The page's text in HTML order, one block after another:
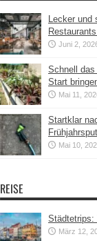
Lecker und
Juni 2,
Schnell das
Start
Mai 11,
Startklar
Mai 10,
REISE
Städtetrips:
März 12,